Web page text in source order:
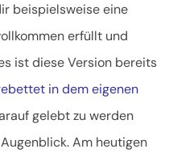
beispielsweise eine
erfüllt und
ist diese Version bereits
in dem eigenen
gelebt zu werden
Am heutigen